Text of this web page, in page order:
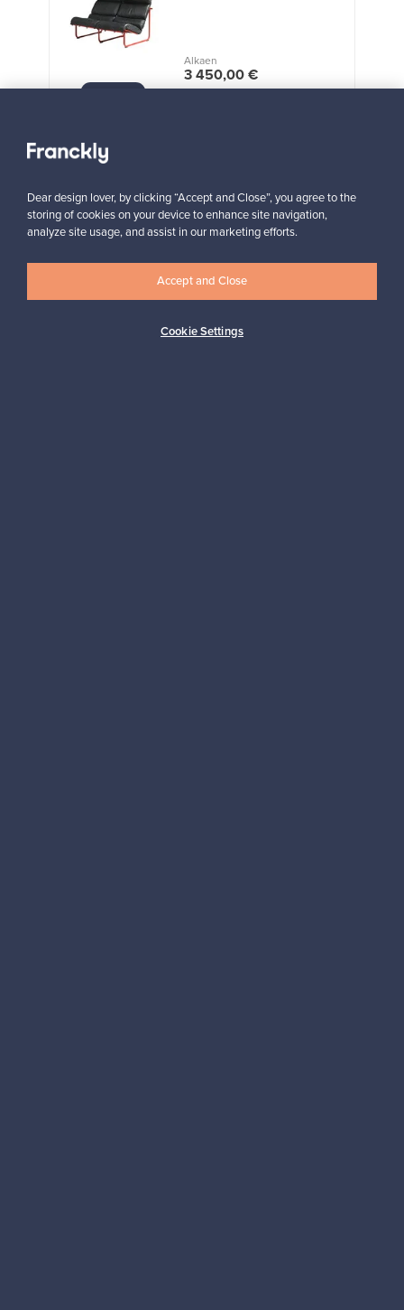
Alkaen
3 450,00 €
Haluatko inspiroitua designista?
Dear design lover, by clicking “Accept and Close”, you agree to the
storing of cookies on your device to enhance site navigation,
analyze site usage, and assist in our marketing efforts.
Cookie Settings
Accept and Close